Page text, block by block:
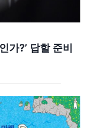
가?’ 답할 준비